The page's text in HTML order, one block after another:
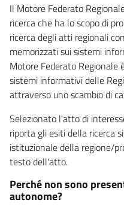
Il Motore Federato
ricerca che ha lo scopo di
ricerca degli atti regionali
memorizzati sui sistemi
Motore Federato
sistemi informativi delle
attraverso uno scambio di
Selezionato l'atto di
riporta gli esiti della ricerca
istituzionale della regione/
testo dell'atto.
Perché non sono
autonome?